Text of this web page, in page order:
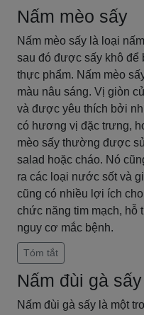
Nấm mèo sấy
Nấm mèo sấy là loại
sau đó được sấy khô để
thực phẩm. Nấm mèo
màu nâu sáng. Vị giòn
và được yêu thích bởi
có hương vị đặc trưng,
mèo sấy thường được
salad hoặc cháo. Nó
ra các loại nước sốt và
cũng có nhiều lợi ích
chức năng tim mạch, hỗ
nguy cơ mắc bệnh.
Tóm tắt
Nấm đùi gà sấy
Nấm đùi gà sấy là một